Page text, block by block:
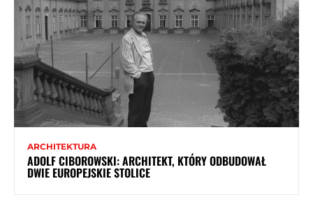
ARCHITEKTURA
ADOLF CIBOROWSKI: ARCHITEKT, KTÓRY ODBUDOWAŁ
DWIE EUROPEJSKIE STOLICE